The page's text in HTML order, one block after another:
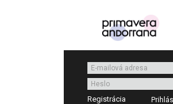
Registrácia